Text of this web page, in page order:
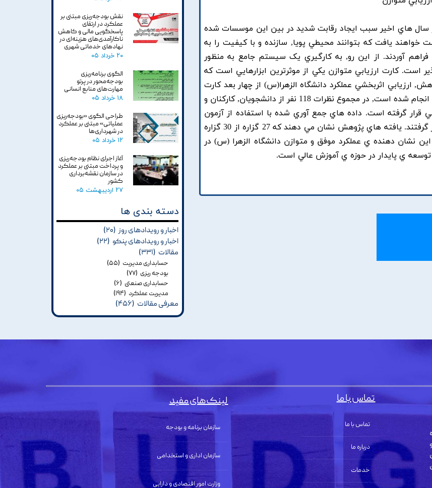
سال هاي اخير سبب ايجاد رقابت شديد در بين اين موسسات شده
يافت که بتوانند محيطي پويا, سازنده و با کيفيت را به
آوردند. از اين رو, به کارگيري يک سيستم جامع به منظور
است. کارت ارزيابي متوازن يکي از موثرترين ابزارهايي است که
ارزيابي اثربخشي عملکرد دانشگاه الزهرا(س) از چهار بعد کارت
ارزيابي متوازن است. در اين مطالعه که به صورت موردي انجام شده است, در مجموع نظرات 118 نفر از دانشجويان, کارکنان و
قرار گرفته است. داده هاي جمع آوري شده با استفاده از آزمون
هاي آلفاي کرونباخ, تي تست و فريدمن مورد سنجش قرار گرفتند. يافته هاي پژوهش نشان مي دهند که 27 گزاره از 30 گزاره
نشان دهنده ي عملکرد موفق و متوازن دانشگاه الزهرا (س) در
ي پايدار در حوزه ي آموزش عالي است.
نقش بودجه‌ریزی مبتنی بر
عملکرد در ارتقای
پاسخگویی مالی و کاهش
ناکارآمدی‌های هزینه‌ای در
نهادهای خدماتی شهری
۲۰ خرداد ۰۵
الگوی برنامه‌ریزی
بودجه‌محور در پرتو
مهارت‌های منابع انسانی
۱۸ خرداد ۰۵
طراحی الگوی «بودجه‌ریزی
عملیاتی» مبتنی بر عملکرد
در شهرداری‌ها
۱۲ خرداد ۰۵
آغاز اجرای نظام بودجه‌ریزی
و پرداخت مبتنی بر عملکرد
در سازمان نقشه‌برداری
کشور
۲۷ اردیبهشت ۰۵
دسته بندی ها
اخبار و رویدادهای روز (۲۰)
اخبار و رویدادهای پنکو (۲۲)
مقالات (۳۳۱)
حسابداری مدیریت (۵۵)
بودجه ریزی (۷۷)
حسابداری صنعتی (۶)
مدیریت عملکرد (۱۹۴)
معرفی مقالات (۴۵۶)
لینک‌های مفید
سازمان برنامه و بودجه
سازمان اداری و استخدامی
وزارت امور اقتصادی و دارایی
تماس با ما
درباره ما
خدمات
تماس با ما